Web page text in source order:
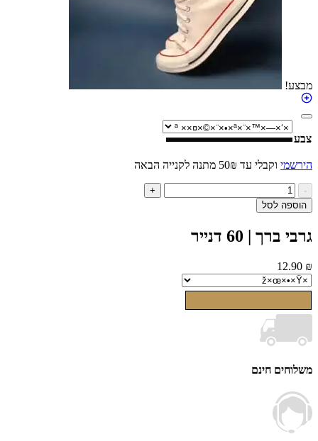
וקבלי עד 50₪ מתנה לקנייה הבאה
לסל
| 60 דנייר
חינם